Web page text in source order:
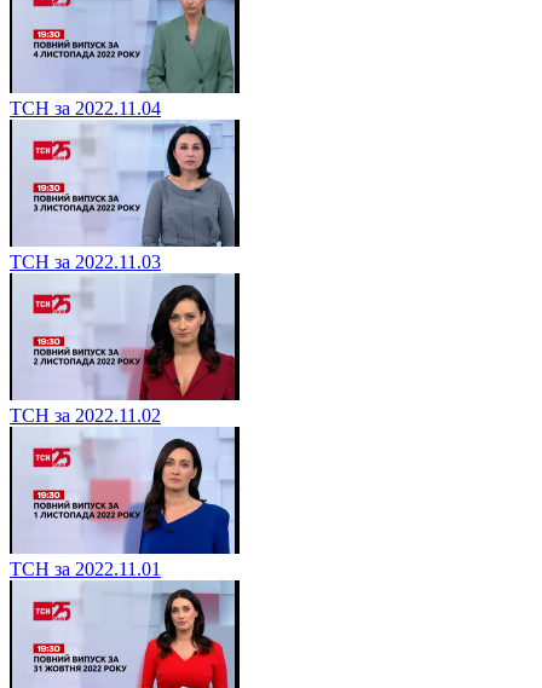
ТСН за 2022.11.04
ТСН за 2022.11.03
ТСН за 2022.11.02
ТСН за 2022.11.01